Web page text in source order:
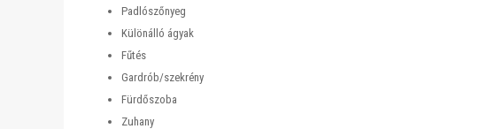
Padlószőnyeg
Különálló ágyak
Fűtés
Gardrób/szekrény
Fürdőszoba
Zuhany